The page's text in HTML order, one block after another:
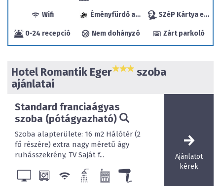
Wifi Éményfürdő a közelben SZéP Kártya elfogadóhely
0-24 recepció Nem dohányzó Zárt parkoló
Hotel Romantik Eger
szoba
ajánlatai
Standard franciaágyas
szoba (pótágyazható)
Szoba alapterülete: 16 m2 Hálótér (2
fő részére) extra nagy méretű ágy
ruhásszekrény, TV Saját f...
Ajánlatot
kérek